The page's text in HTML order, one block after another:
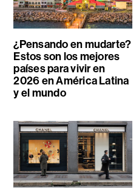
¿Pensando en mudarte?
Estos son los mejores
países para vivir en
2026 en América Latina
y el mundo